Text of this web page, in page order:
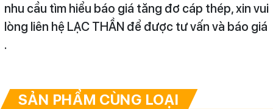
nhu cầu tìm hiểu báo giá tăng đơ cáp thép, xin vui
lòng liên hệ LẠC THẦN để được tư vấn và báo giá
.
SẢN PHẨM CÙNG LOẠI